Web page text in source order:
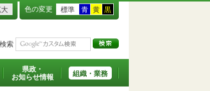
色の変更 標準 青 黄 黒
索
県政・
お知らせ情報
組織・業務